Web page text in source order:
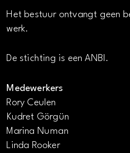
Het bestuur ontvangt geen
werk.
De stichting is een ANBI.
Medewerkers
Rory Ceulen
Kudret Görgün
Marina Numan
Linda Rooker